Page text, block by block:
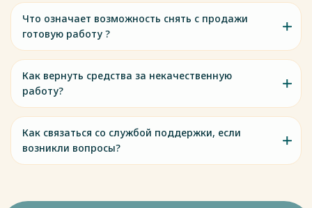
Что означает возможность снять с продажи
готовую работу ?
Как вернуть средства за некачественную
работу?
Как связаться со службой поддержки, если
возникли вопросы?